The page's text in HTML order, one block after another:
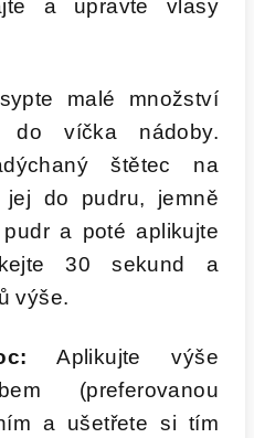
a upravte vlasy
malé množství
do víčka nádoby.
štětec na
do pudru, jemně
a poté aplikujte
30 sekund a
výše.
Aplikujte výše
(preferovanou
a ušetřete si tím